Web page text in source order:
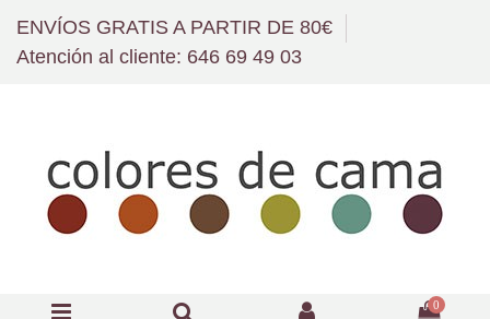
ENVÍOS GRATIS A PARTIR DE 80€
Atención al cliente: 646 69 49 03
0